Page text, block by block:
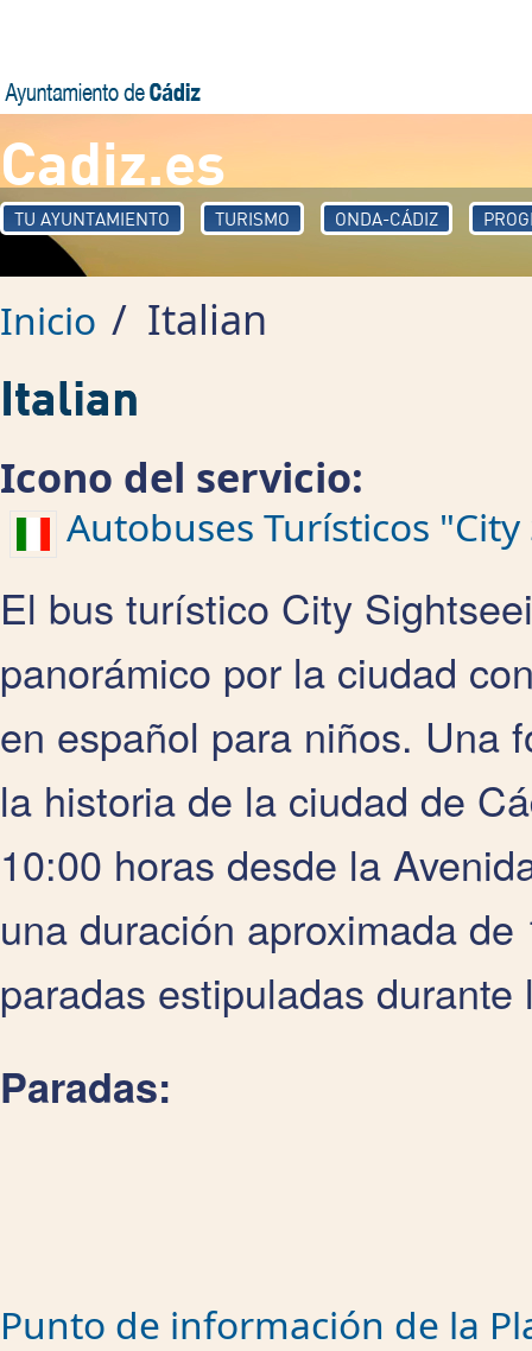
Cadiz.es
TU AYUNTAMIENTO TURISMO ONDA-CÁDIZ
Inicio / Italian
Italian
Icono del servicio:
Autobuses Turísticos
El bus turístico City
panorámico por la ciudad
en español para niños. Una
la historia de la ciudad de
10:00 horas desde la
una duración aproximada
paradas estipuladas
Paradas:
Punto de información de la